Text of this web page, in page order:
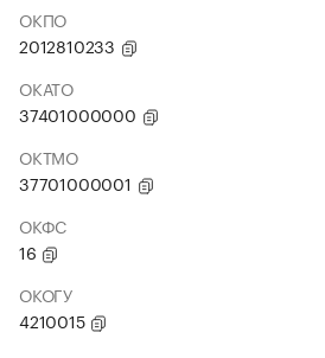
ОКПО
2012810233
ОКАТО
37401000000
ОКТМО
37701000001
ОКФС
16
ОКОГУ
4210015